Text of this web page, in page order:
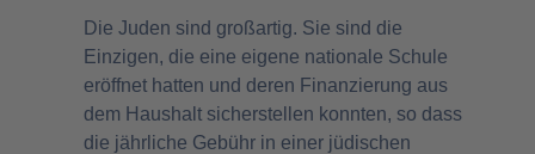
Die Juden sind großartig. Sie sind die
Einzigen, die eine eigene nationale Schule
eröffnet hatten und deren Finanzierung aus
dem Haushalt sicherstellen konnten, so dass
die jährliche Gebühr in einer jüdischen